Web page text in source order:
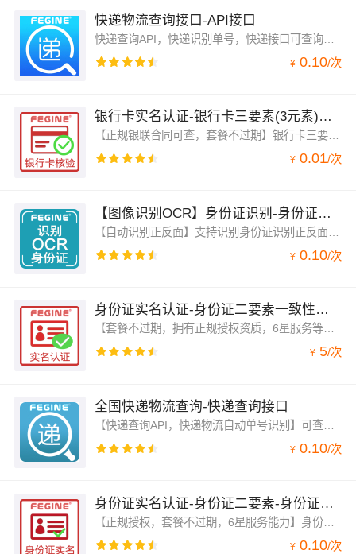
快递物流查询接口-API接口
¥ 0.10/次
银行卡实名认证-银行卡三要素(3元素)银行卡四要素(4元素)-银行卡实名验证校验核验
¥ 0.01/次
【图像识别OCR】身份证识别-身份证OCR-身份证图像识别-双面自动识别
¥ 0.10/次
身份证实名认证-身份证二要素一致性验证-身份证实名核验
【套餐不过期，拥有正规授权资质，6星服务等级】不受停机维护影响，单价低，实名认证身份证，核查身份证二要素实名核验一致性，身份证号码与姓名是否匹配。毫秒级响应，零缓存，校验验证可靠。(旺旺、钉钉在线技术支持，对接和疑难解答，可随时咨询)
¥ 5/次
全国快递物流查询-快递查询接口
¥ 0.10/次
身份证实名认证-身份证二要素-身份证一致性验证-身份验证
¥ 0.10/次